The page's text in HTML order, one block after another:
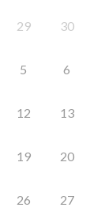
29 30
5 6
12 13
19 20
26 27